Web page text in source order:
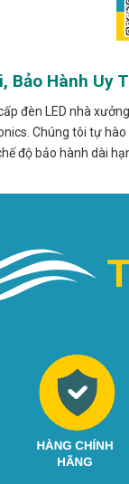
Bảo Hành Uy
đèn LED nhà
Chúng tôi tự
độ bảo hành dài